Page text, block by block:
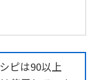
ピは90以上